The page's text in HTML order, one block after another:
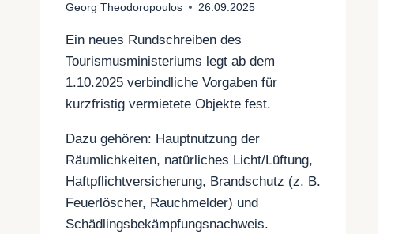
Georg Theodoropoulos 26.09.2025
Ein neues Rundschreiben des
Tourismusministeriums legt ab dem
1.10.2025 verbindliche Vorgaben für
kurzfristig vermietete Objekte fest.
Dazu gehören: Hauptnutzung der
Räumlichkeiten, natürliches Licht/Lüftung,
Haftpflichtversicherung, Brandschutz (z. B.
Feuerlöscher, Rauchmelder) und
Schädlingsbekämpfungsnachweis.